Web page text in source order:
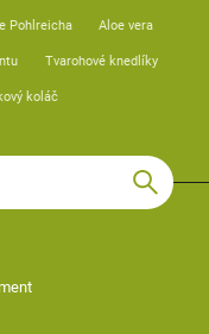
Pohlreicha Aloe vera
Tvarohové knedlíky
koláč